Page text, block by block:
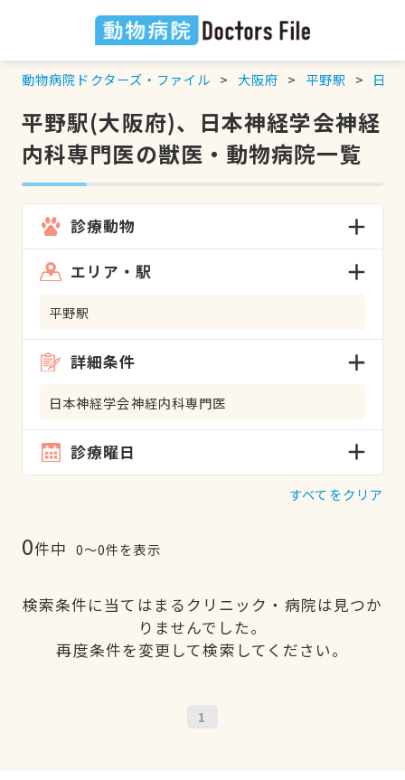
動物病院ドクターズ・ファイル 大阪府 平野駅 日本
平野駅(大阪府)、日本神経学会神経
内科専門医の獣医・動物病院一覧
診療動物
エリア・駅
平野駅
詳細条件
日本神経学会神経内科専門医
診療曜日
すべてをクリア
0件中 0〜0件を表示
検索条件に当てはまるクリニック・病院は見つか
りませんでした。
再度条件を変更して検索してください。
1